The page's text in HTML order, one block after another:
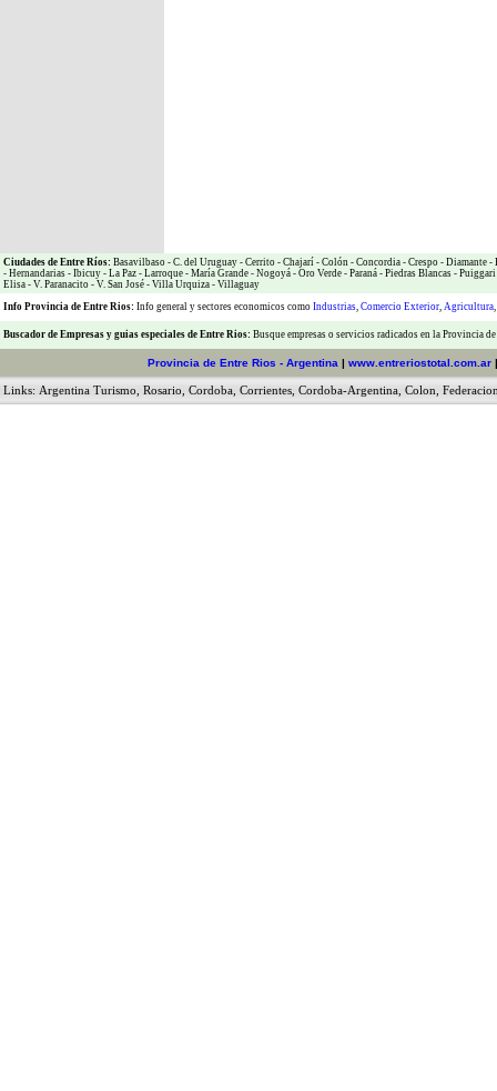
Ciudades de Entre Ríos: Basavilbaso - C. del Uruguay - Cerrito - Chajarí - Colón - Concordia - Crespo - Diamante -
- Hernandarias - Ibicuy - La Paz - Larroque - María Grande - Nogoyá - Oro Verde - Paraná - Piedras Blancas - Puiggari
Elisa - V. Paranacito - V. San José - Villa Urquiza - Villaguay
Info Provincia de Entre Rios: Info general y sectores economicos como Industrias, Comercio Exterior, Agricultura,
Buscador de Empresas y guias especiales de Entre Rios: Busque empresas o servicios radicados en la Provincia
Provincia de Entre Rios - Argentina | www.entreriostotal.com.ar
Links: Argentina Turismo Rosario Cordoba Corrientes Cordoba-Argentina Colon